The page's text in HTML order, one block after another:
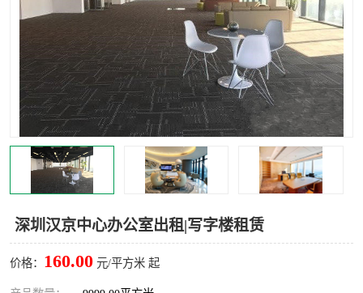
深圳汉京中心办公室出租|写字楼租赁
价格： 160.00 元/平方米 起
深圳宝安 福田车公庙
罗湖水贝 南山南油
龙华 罗湖区
宝安区 西乡
兴东 石岩